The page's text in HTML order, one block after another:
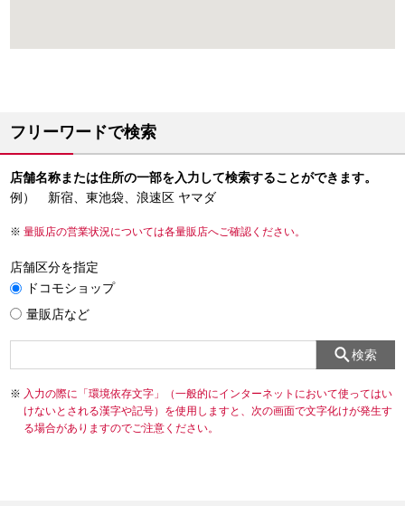
フリーワードで検索
店舗名称または住所の一部を入力して検索することができます。
例） 新宿、東池袋、浪速区 ヤマダ
量販店の営業状況については各量販店へご確認ください。
店舗区分を指定
ドコモショップ
量販店など
検索
入力の際に「環境依存文字」（一般的にインターネットにおいて使ってはい
けないとされる漢字や記号）を使用しますと、次の画面で文字化けが発生す
る場合がありますのでご注意ください。